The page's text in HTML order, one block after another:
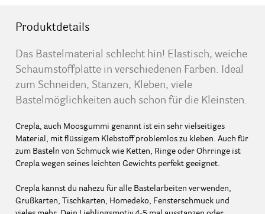
Produktdetails
Das Bastelmaterial schlecht hin! Elastisch, weiche
Schaumstoffplatte in verschiedenen Farben. Ideal
zum Schneiden, Stanzen, Kleben, viele
Bastelmöglichkeiten auch schon für die Kleinsten.
Crepla, auch Moosgummi genannt ist ein sehr vielseitiges
Material, mit flüssigem Klebstoff problemlos zu kleben. Auch für
zum Basteln von Schmuck wie Ketten, Ringe oder Ohrringe ist
Crepla wegen seines leichten Gewichts perfekt geeignet.
Crepla kannst du nahezu für alle Bastelarbeiten verwenden,
Grußkarten, Tischkarten, Homedeko, Fensterschmuck und